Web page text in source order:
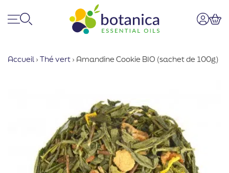
Accueil › Thé vert › Amandine Cookie BIO (sachet de 100g)